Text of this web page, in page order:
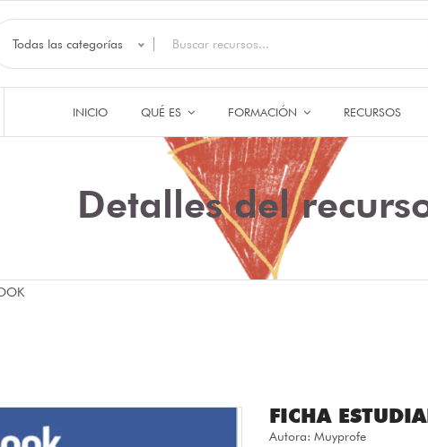
Todas las categorías
INICIO QUÉ ES FORMACIÓN RECURSOS
Detalles del
FICHA
Autora: Muyprofe